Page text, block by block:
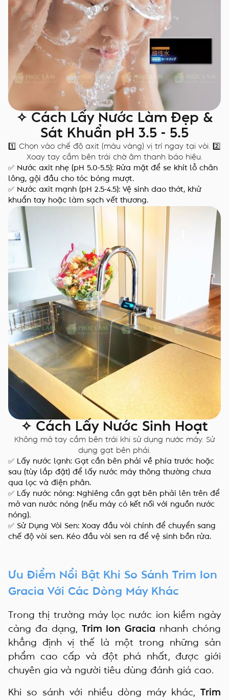
✧ Cách Lấy Nước Làm Đẹp &
Sát Khuẩn pH 3.5 - 5.5
1️⃣ Chọn vào chế độ axit (màu vàng) vị trí ngay tại vòi. 2️⃣
Xoay tay cầm bên trái chờ âm thanh báo hiệu.
✅ Nước axit nhẹ (pH 5.0-5.5): Rửa mặt để se khít lỗ chân
lông, gội đầu cho tóc bóng mượt.
✅ Nước axit mạnh (pH 2.5-4.5): Vệ sinh dao thớt, khử
khuẩn tay hoặc làm sạch vết thương.
✧ Cách Lấy Nước Sinh Hoạt
Không mở tay cầm bên trái khi sử dụng nước máy. Sử
dụng gạt bên phải.
✅ Lấy nước lạnh: Gạt cần bên phải về phía trước hoặc
sau (tùy lắp đặt) để lấy nước máy thông thường chưa
qua lọc và điện phân.
✅ Lấy nước nóng: Nghiêng cần gạt bên phải lên trên để
mở van nước nóng (nếu máy có kết nối với nguồn nước
nóng).
✅ Sử Dụng Vòi Sen: Xoay đầu vòi chính để chuyển sang
chế độ vòi sen. Kéo đầu vòi sen ra để vệ sinh bồn rửa.
Ưu Điểm Nổi Bật Khi So Sánh Trim Ion
Gracia Với Các Dòng Máy Khác
Trong thị trường máy lọc nước ion kiềm ngày
càng đa dạng, Trim Ion Gracia nhanh chóng
khẳng định vị thế là một trong những sản
phẩm cao cấp và đột phá nhất, được giới
chuyên gia và người tiêu dùng đánh giá cao.
Khi so sánh với nhiều dòng máy khác, Trim